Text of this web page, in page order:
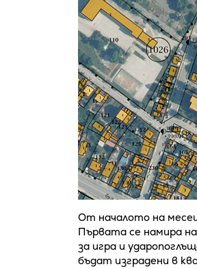
От началото на
Първата се намира
за игра и
бъдат изградени в